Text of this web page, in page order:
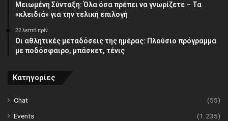
Μειωμένη Σύνταξη: Όλα όσα πρέπει να γνωρίζετε – Τα
«κλειδιά» για την τελική επιλογή
22 λεπτά πρίν
Οι αθλητικές μεταδόσεις της ημέρας: Πλούσιο πρόγραμμα
με ποδόσφαιρο, μπάσκετ, τένις
Κατηγορίες
Chat
(55)
Events
(1.235)